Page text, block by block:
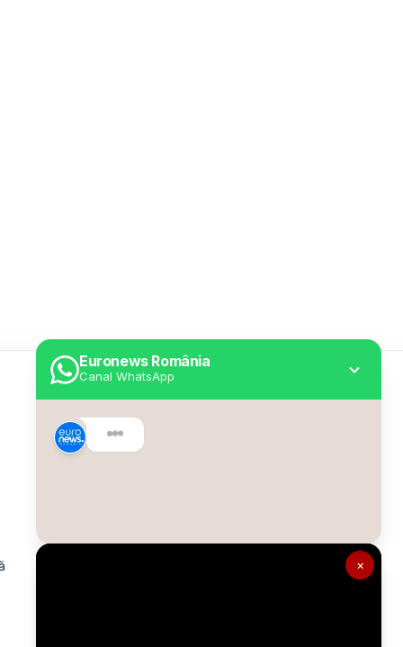
×
Euronews România
Canal WhatsApp
Despre Euronews